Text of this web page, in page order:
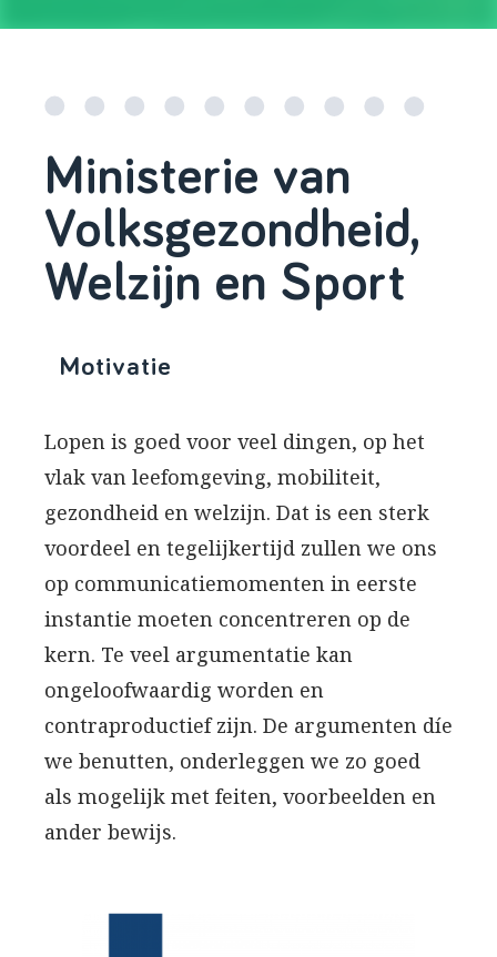
Ministerie van
Volksgezondheid,
Welzijn en Sport
Motivatie
Lopen is goed voor veel dingen, op het
vlak van leefomgeving, mobiliteit,
gezondheid en welzijn. Dat is een sterk
voordeel en tegelijkertijd zullen we ons
op communicatiemomenten in eerste
instantie moeten concentreren op de
kern. Te veel argumentatie kan
ongeloofwaardig worden en
contraproductief zijn. De argumenten díe
we benutten, onderleggen we zo goed
als mogelijk met feiten, voorbeelden en
ander bewijs.